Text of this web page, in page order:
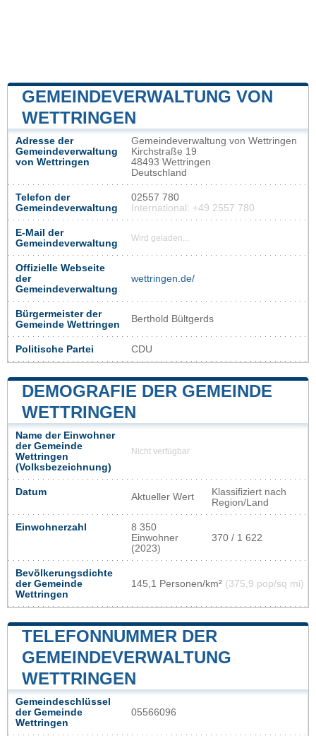
GEMEINDEVERWALTUNG VON
WETTRINGEN
Adresse der
Gemeindeverwaltung
von Wettringen
Gemeindeverwaltung von Wettringen
Kirchstraße 19
48493 Wettringen
Deutschland
Telefon der
Gemeindeverwaltung
02557 780
International: +49 2557 780
E-Mail der
Gemeindeverwaltung
Wird geladen...
Offizielle Webseite
der
Gemeindeverwaltung
wettringen.de/
Bürgermeister der
Gemeinde Wettringen
Berthold Bültgerds
Politische Partei CDU
DEMOGRAFIE DER GEMEINDE
WETTRINGEN
Name der Einwohner
der Gemeinde
Wettringen
(Volksbezeichnung)
Nicht verfügbar
Datum Aktueller Wert
Klassifiziert nach
Region/Land
Einwohnerzahl
8 350
Einwohner
(2023)
370 / 1 622
Bevölkerungsdichte
der Gemeinde
Wettringen
145,1 Personen/km² (375,9 pop/sq mi)
TELEFONNUMMER DER
GEMEINDEVERWALTUNG
WETTRINGEN
Gemeindeschlüssel
der Gemeinde
Wettringen
05566096